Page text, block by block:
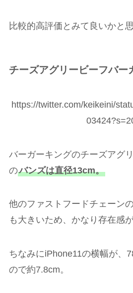
比較的高評価とみて良いかと
チーズアグリービーフバー
https://twitter.com/keikeini/
バーガーキングのチーズアグ
のバンズは直径13cm。
他のファストフードチェーン
も大きいため、かなり存在感
ちなみにiPhone11の横幅が、
ので約7.8cm。